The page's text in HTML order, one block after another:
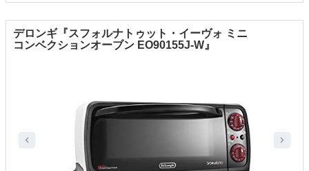
デロンギ『スフォルナトゥット・イーヴォ ミニ
コンベクションオーブン EO90155J-W』